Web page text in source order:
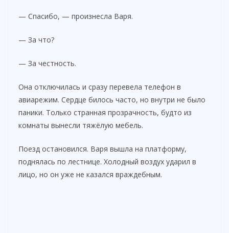
— Спасибо, — произнесла Варя.
— За что?
— За честность.
Она отключилась и сразу перевела телефон в
авиарежим. Сердце билось часто, но внутри не было
паники. Только странная прозрачность, будто из
комнаты вынесли тяжёлую мебель.
Поезд остановился. Варя вышла на платформу,
поднялась по лестнице. Холодный воздух ударил в
лицо, но он уже не казался враждебным.